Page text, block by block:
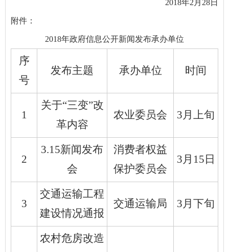
2018年2月28日
附件：
2018年政府信息公开新闻发布承办单位
序
号
发布主题 承办单位 时间
1
关于“三变”改
革内容
农业委员会 3月上旬
2
3.15新闻发布
会
消费者权益
保护委员会
3月15日
3
交通运输工程
建设情况通报
交通运输局 3月下旬
农村危房改造